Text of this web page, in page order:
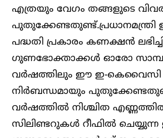
എത്രയും വേഗം തങ്ങളുടെ
പദ്ധതി പ്രകാരം കണക്ഷൻ
ഗുണഭോക്താക്കൾ ഓരോ
വർഷത്തിലും ഈ ഇ-കെവൈസി
നിർബന്ധമായും
വർഷത്തിൽ നിശ്ചിത
സിലിണ്ടറുകൾ റീഫിൽ ചെയ്യുന്ന